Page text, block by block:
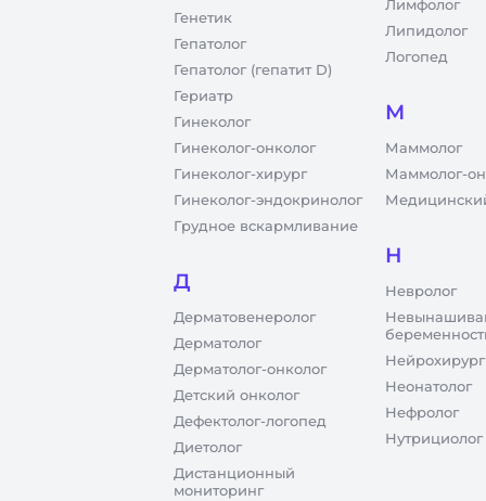
Генетик
Гепатолог
Гепатолог (гепатит D)
Гериатр
Гинеколог
Гинеколог-онколог
Гинеколог-хирург
Гинеколог-эндокринолог
Грудное вскармливание
Д
Дерматовенеролог
Дерматолог
Дерматолог-онколог
Детский онколог
Дефектолог-логопед
Диетолог
Дистанционный
мониторинг
Лимфолог
Липидолог
Логопед
М
Маммолог
Маммолог-
Н
Невролог
Нейрохирург
Неонатолог
Нефролог
Нутрициолог